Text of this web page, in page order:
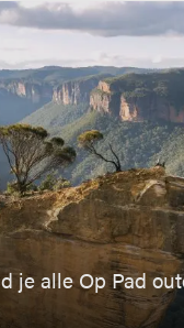
je alle Op Pad